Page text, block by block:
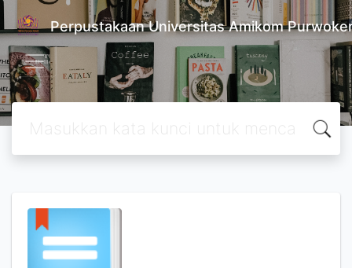
Perpustakaan Universitas Amikom